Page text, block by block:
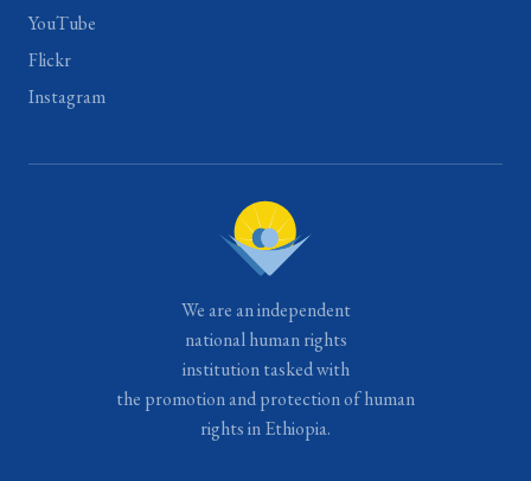
YouTube
Flickr
Instagram
We are an independent
national human rights
institution tasked with
the promotion and protection of human
rights in Ethiopia.